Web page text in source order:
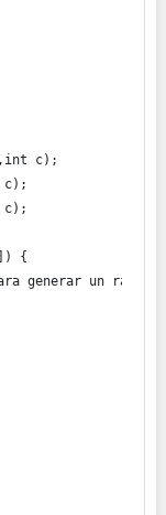
c);
c);
c);
{
generar un rango